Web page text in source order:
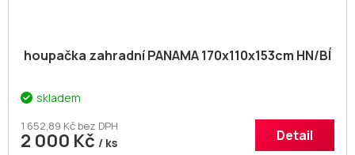
houpačka zahradní PANAMA 170x110x153cm HN/BÍ
skladem
1 652,89 Kč bez DPH
2 000 Kč / ks Detail